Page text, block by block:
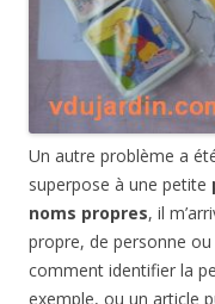
Un autre problème a
superpose à une petite
noms propres, il
propre, de personne
comment identifier la
exemple, ou un article